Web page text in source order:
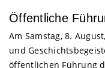
Öffentliche
Am Samstag, 8.
und
öffentlichen Führung